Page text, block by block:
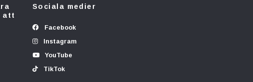
att
Sociala medier
Facebook
Instagram
YouTube
TikTok